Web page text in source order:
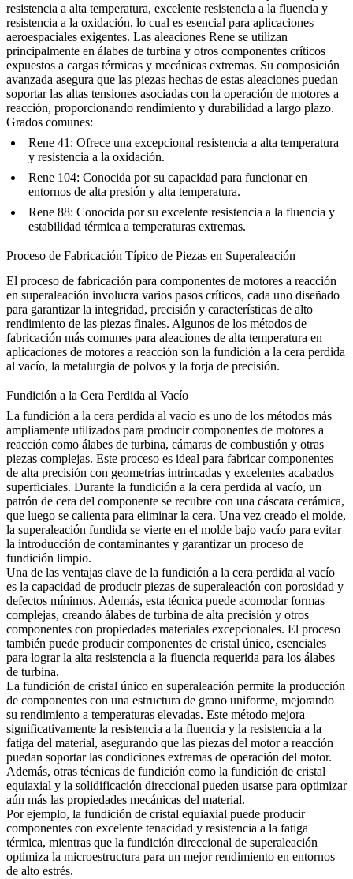
resistencia a alta temperatura, excelente resistencia a la fluencia y
resistencia a la oxidación, lo cual es esencial para aplicaciones
aeroespaciales exigentes. Las aleaciones Rene se utilizan
principalmente en álabes de turbina y otros componentes críticos
expuestos a cargas térmicas y mecánicas extremas. Su composición
avanzada asegura que las piezas hechas de estas aleaciones puedan
soportar las altas tensiones asociadas con la operación de motores a
reacción, proporcionando rendimiento y durabilidad a largo plazo.
Grados comunes:
Rene 41 : Ofrece una excepcional resistencia a alta temperatura
y resistencia a la oxidación.
Rene 104: Conocida por su capacidad para funcionar en
entornos de alta presión y alta temperatura.
Rene 88: Conocida por su excelente resistencia a la fluencia y
estabilidad térmica a temperaturas extremas.
Proceso de Fabricación Típico de Piezas en Superaleación
El proceso de fabricación para componentes de motores a reacción
en superaleación involucra varios pasos críticos, cada uno diseñado
para garantizar la integridad, precisión y características de alto
rendimiento de las piezas finales. Algunos de los métodos de
fabricación más comunes para aleaciones de alta temperatura en
aplicaciones de motores a reacción son la fundición a la cera perdida
al vacío, la metalurgia de polvos y la forja de precisión.
Fundición a la Cera Perdida al Vacío
La fundición a la cera perdida al vacío es uno de los métodos más
ampliamente utilizados para producir componentes de motores a
reacción como álabes de turbina, cámaras de combustión y otras
piezas complejas. Este proceso es ideal para fabricar componentes
de alta precisión con geometrías intrincadas y excelentes acabados
superficiales. Durante la fundición a la cera perdida al vacío, un
patrón de cera del componente se recubre con una cáscara cerámica,
que luego se calienta para eliminar la cera. Una vez creado el molde,
la superaleación fundida se vierte en el molde bajo vacío para evitar
la introducción de contaminantes y garantizar un proceso de
fundición limpio.
Una de las ventajas clave de la fundición a la cera perdida al vacío
es la capacidad de producir piezas de superaleación con porosidad y
defectos mínimos. Además, esta técnica puede acomodar formas
complejas, creando álabes de turbina de alta precisión y otros
componentes con propiedades materiales excepcionales. El proceso
también puede producircomponentes de cristal único, esenciales
para lograr la alta resistencia a la fluencia requerida para los álabes
de turbina.
La fundición de cristal único en superaleación permite la producción
de componentes con una estructura de grano uniforme, mejorando
su rendimiento a temperaturas elevadas. Este método mejora
significativamente la resistencia a la fluencia y la resistencia a la
fatiga del material, asegurando que las piezas del motor a reacción
puedan soportar las condiciones extremas de operación del motor.
Además, otras técnicas de fundición como la fundición de cristal
equiaxial y la solidificación direccional pueden usarse para optimizar
aún más las propiedades mecánicas del material.
Por ejemplo, la fundición de cristal equiaxial puede producir
componentes con excelente tenacidad y resistencia a la fatiga
térmica, mientras que la fundición direccional de superaleación
optimiza la microestructura para un mejor rendimiento en entornos
de alto estrés.